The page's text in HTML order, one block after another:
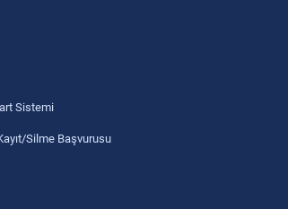
Sistemi
Silme Başvurusu